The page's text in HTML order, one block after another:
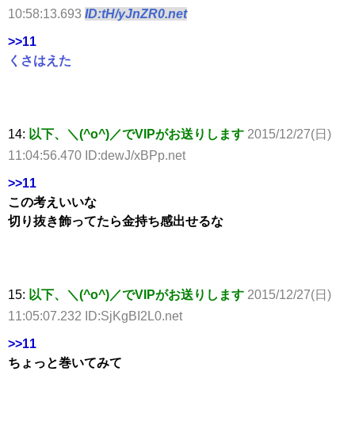
10:58:13.693 ID:tH/yJnZR0.net
>>11
くさはえた
14: 以下、＼(^o^)／でVIPがお送りします 2015/12/27(日)
11:04:56.470 ID:dewJ/xBPp.net
>>11
この考えいいな
切り抜き飾ってたら金持ち感出せるな
15: 以下、＼(^o^)／でVIPがお送りします 2015/12/27(日)
11:05:07.232 ID:SjKgBI2L0.net
>>11
ちょっと巻いてみて